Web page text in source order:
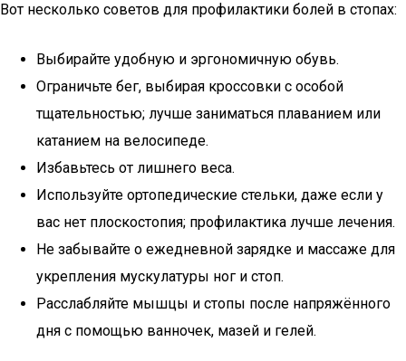
Вот несколько советов для профилактики болей в стопах:
Выбирайте удобную и эргономичную обувь.
Ограничьте бег, выбирая кроссовки с особой
тщательностью; лучше заниматься плаванием или
катанием на велосипеде.
Избавьтесь от лишнего веса.
Используйте ортопедические стельки, даже если у
вас нет плоскостопия; профилактика лучше лечения.
Не забывайте о ежедневной зарядке и массаже для
укрепления мускулатуры ног и стоп.
Расслабляйте мышцы и стопы после напряжённого
дня с помощью ванночек, мазей и гелей.